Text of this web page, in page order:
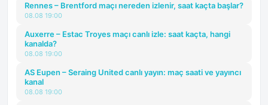
Rennes – Brentford maçı nereden izlenir, saat kaçta başlar?
08.08 19:00
Auxerre – Estac Troyes maçı canlı izle: saat kaçta, hangi
kanalda?
08.08 19:00
AS Eupen – Seraing United canlı yayın: maç saati ve yayıncı
kanal
08.08 19:00